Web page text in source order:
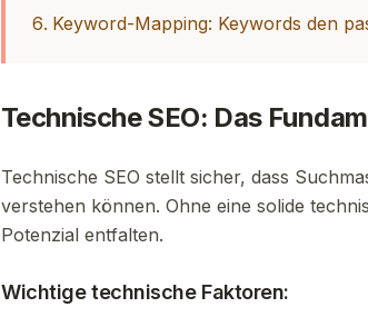
Keyword-Mapping: Keywords den
Technische SEO: Das
Technische SEO stellt sicher, dass
verstehen können. Ohne eine solide
Potenzial entfalten.
Wichtige technische Faktoren: